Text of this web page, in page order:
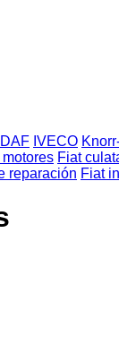
DAF IVECO
motores Fiat
reparación Fiat